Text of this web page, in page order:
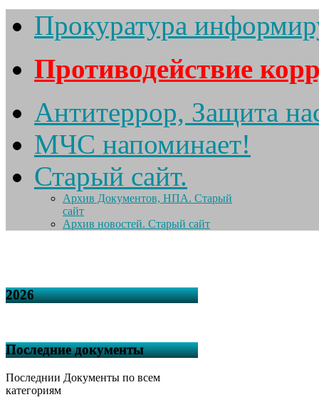
Прокуратура
Противодействие
Антитеррор, Защита
МЧС напоминает!
Старый сайт.
Архив Документов, НПА. Старый
сайт
Архив новостей. Старый сайт
2026
Последние документы
Последнии Документы по всем
категориям